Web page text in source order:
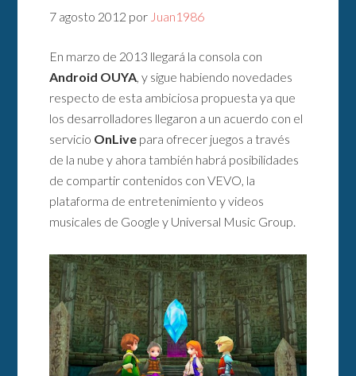
7 agosto 2012 por Juan1986
En marzo de 2013 llegará la consola con
Android OUYA, y sigue habiendo novedades
respecto de esta ambiciosa propuesta ya que
los desarrolladores llegaron a un acuerdo con el
servicio OnLive para ofrecer juegos a través
de la nube y ahora también habrá posibilidades
de compartir contenidos con VEVO, la
plataforma de entretenimiento y videos
musicales de Google y Universal Music Group.